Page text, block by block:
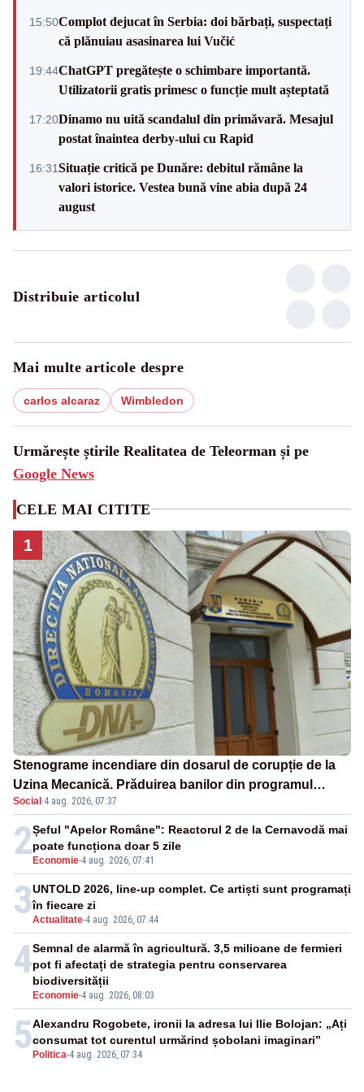
15:50Complot dejucat în Serbia: doi bărbați, suspectați
că plănuiau asasinarea lui Vučić
19:44ChatGPT pregătește o schimbare importantă.
Utilizatorii gratis primesc o funcție mult așteptată
17:20Dinamo nu uită scandalul din primăvară. Mesajul
postat înaintea derby-ului cu Rapid
16:31Situație critică pe Dunăre: debitul rămâne la
valori istorice. Vestea bună vine abia după 24
august
Distribuie articolul
Mai multe articole despre
carlos alcaraz Wimbledon
Urmărește știrile Realitatea de Teleorman și pe
Google News
CELE MAI CITITE
1
Stenograme incendiare din dosarul de corupție de la
Uzina Mecanică. Prăduirea banilor din programul
SAFE, interceptată de DNA
Social ·4 aug. 2026, 07:37
2 Economie-4 aug. 2026, 07:41
Șeful "Apelor Române": Reactorul 2 de la Cernavodă mai
poate funcționa doar 5 zile
3Actualitate-4 aug. 2026, 07:44
UNTOLD 2026, line-up complet. Ce artiști sunt programați
în fiecare zi
4
Economie-4 aug. 2026, 08:03
Semnal de alarmă în agricultură. 3,5 milioane de fermieri
pot fi afectați de strategia pentru conservarea
biodiversității
5 Politica-4 aug. 2026, 07:34
Alexandru Rogobete, ironii la adresa lui Ilie Bolojan: „Ați
consumat tot curentul urmărind șobolani imaginari”